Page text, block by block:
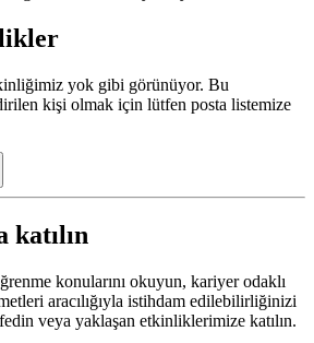
yok gibi görünüyor. Bu
kişi olmak için lütfen posta listemize
katılın
konularını okuyun, kariyer odaklı
aracılığıyla istihdam edilebilirliğinizi
veya yaklaşan etkinliklerimize katılın.